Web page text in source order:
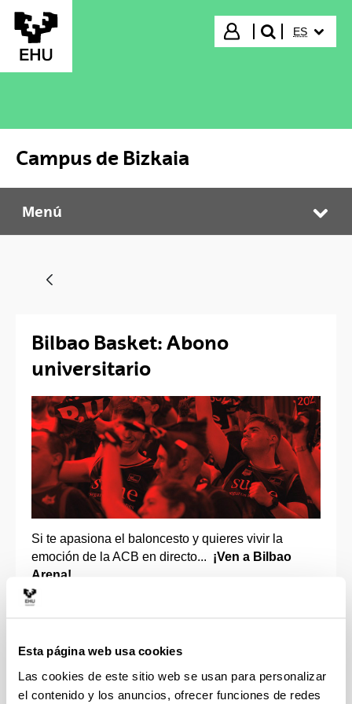
Esta página web usa cookies
Las cookies de este sitio web se usan para personalizar
el contenido y los anuncios, ofrecer funciones de redes
Saltar al contenido principal
Iniciar sesión
buscar"
ES
Campus de Bizkaia
Campus de Bizkaia
Menú
Bilbao Basket: Abono
universitario
Si te apasiona el baloncesto y quieres vivir la
emoción de la ACB en directo... ¡Ven a Bilbao
Arena!
disfrutar de los17 partidos de Bilbao Basket que
nuestra temporada del 25 aniversario.